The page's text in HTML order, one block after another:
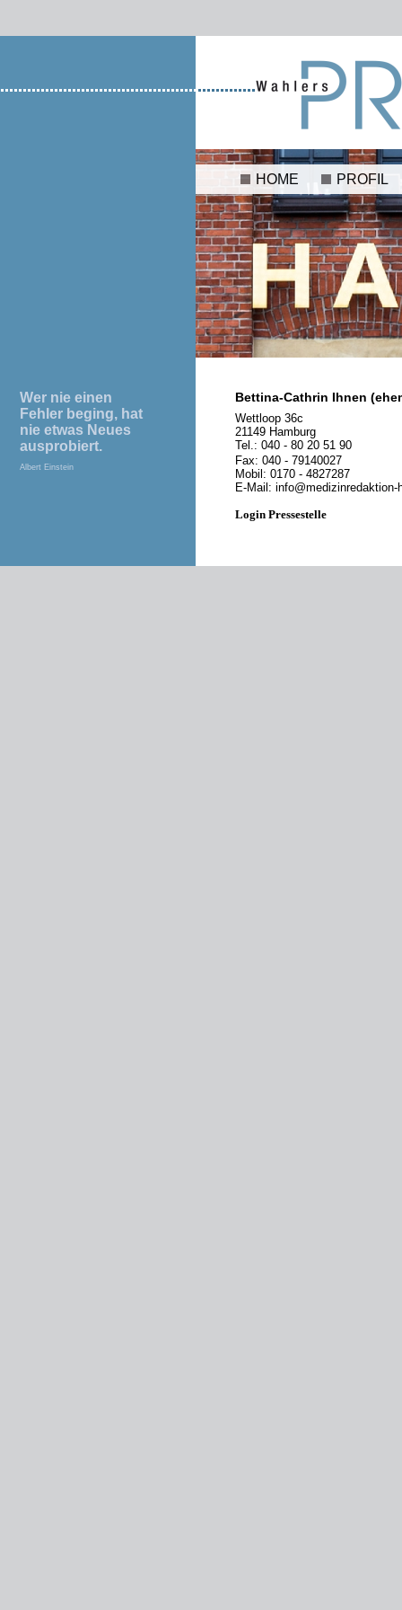
HOME PROFIL
Bettina-Cathrin Ihnen
Wettloop 36c
21149 Hamburg
Tel.: 040 - 80 20 51 90
Fax: 040 - 79140027
Mobil: 0170 - 4827287
E-Mail: info@medizinredaktion-
Login Pressestelle
Wer nie einen
Fehler beging, hat
nie etwas Neues
ausprobiert.
Albert Einstein